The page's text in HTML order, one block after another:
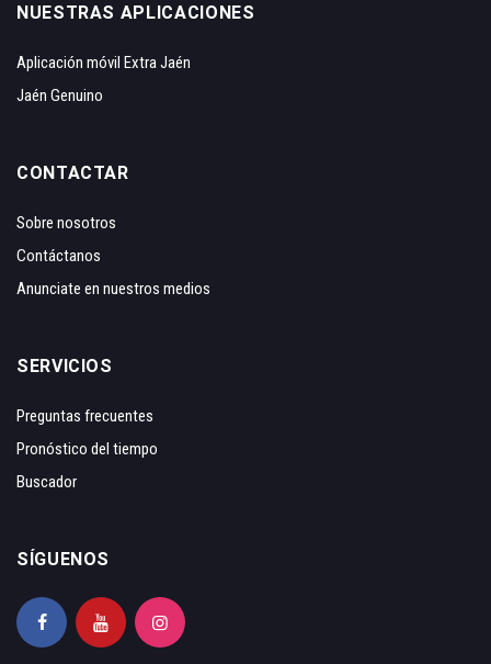
NUESTRAS APLICACIONES
Aplicación móvil Extra Jaén
Jaén Genuino
CONTACTAR
Sobre nosotros
Contáctanos
Anunciate en nuestros medios
SERVICIOS
Preguntas frecuentes
Pronóstico del tiempo
Buscador
SÍGUENOS